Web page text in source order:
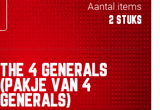
Aantal items
2 STUKS
THE 4 GENERALS
(PAKJE VAN 4
GENERALS)